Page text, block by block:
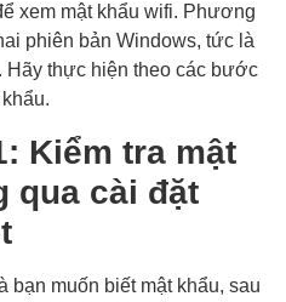
xem mật khẩu wifi. Phương
phiên bản Windows, tức là
Hãy thực hiện theo các bước
Kiểm tra mật
qua cài đặt
bạn muốn biết mật khẩu, sau